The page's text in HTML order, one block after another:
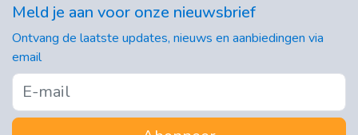
Meld je aan voor onze nieuwsbrief
Ontvang de laatste updates, nieuws en aanbiedingen via
email